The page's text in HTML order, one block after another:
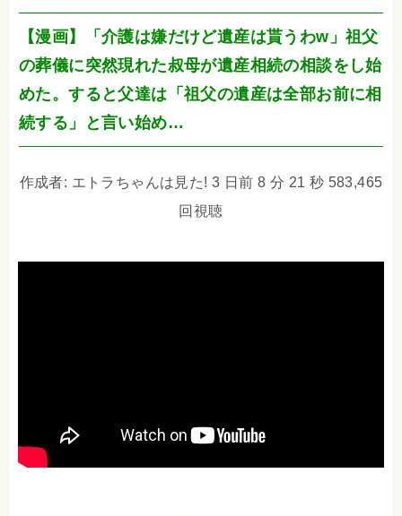
【漫画】「介護は嫌だけど遺産は貰うわw」祖父
の葬儀に突然現れた叔母が遺産相続の相談をし始
めた。すると父達は「祖父の遺産は全部お前に相
続する」と言い始め…
作成者: エトラちゃんは見た! 3 日前 8 分 21 秒 583,465
回視聴